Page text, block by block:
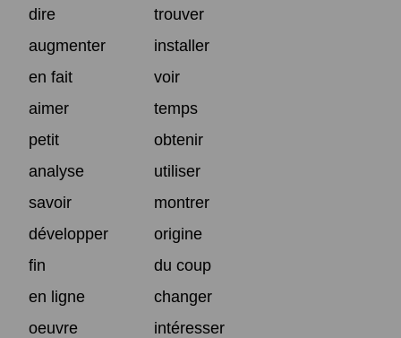
dire
trouver
augmenter
installer
en fait
voir
aimer
temps
petit
obtenir
analyse
utiliser
savoir
montrer
développer
origine
fin
du coup
en ligne
changer
oeuvre
intéresser